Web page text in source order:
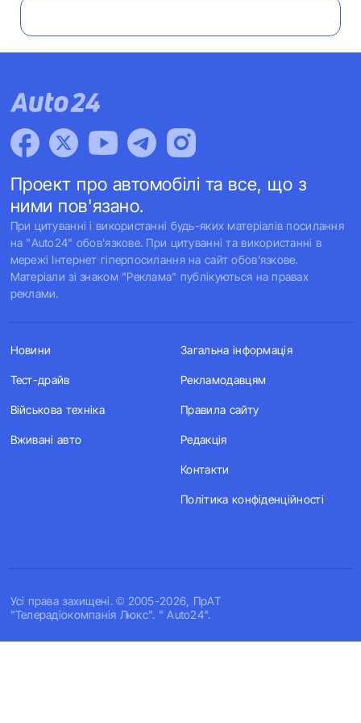
Проект про автомобілі та все, що з
ними пов'язано.
При цитуванні і використанні будь-яких матеріалів посилання
на "Auto24" обов'язкове. При цитуванні та використанні в
мережі Інтернет гіперпосилання на сайт обов'язкове.
Матеріали зі знаком "Реклама" публікуються на правах
реклами.
Усi права захищенi. © 2005-2026, ПрАТ
"Телерадіокомпанія Люкс". " Auto24".
Новини
Тест-драйв
Військова техніка
Вживані авто
Загальна інформація
Рекламодавцям
Правила сайту
Редакція
Контакти
Політика конфіденційності